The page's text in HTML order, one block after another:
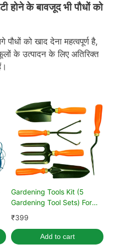
होने के बावजूद भी पौधों को
को खाद देना महत्वपूर्ण है,
के उत्पादन के लिए अतिरिक्त
Gardening Tools Kit (5
Gardening Tool Sets) For
Home Gardening
₹399
Add to cart